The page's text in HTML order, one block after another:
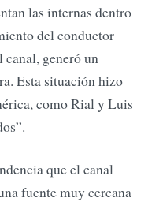
las internas dentro
del conductor
generó un
Esta situación hizo
como Rial y Luis
que el canal
fuente muy cercana